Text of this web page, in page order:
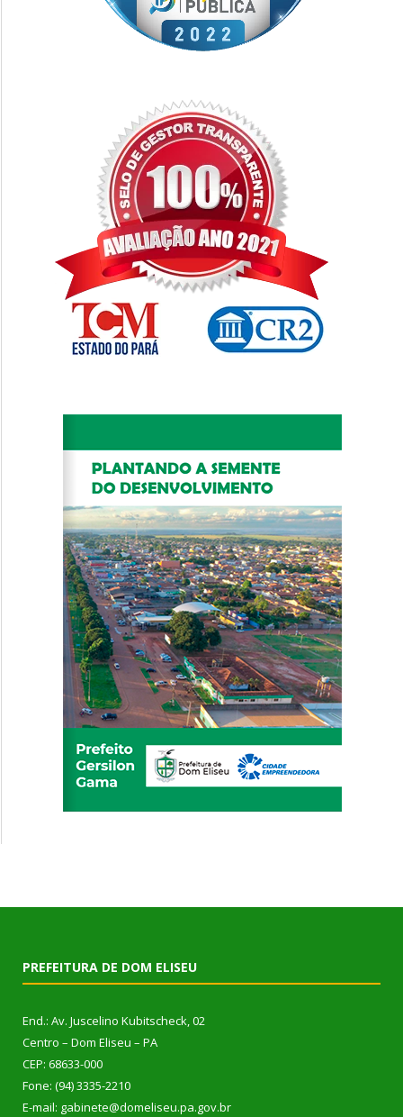
PREFEITURA DE DOM ELISEU
End.: Av. Juscelino Kubitscheck, 02
Centro – Dom Eliseu – PA
CEP: 68633-000
Fone: (94) 3335-2210
E-mail: gabinete@domeliseu.pa.gov.br